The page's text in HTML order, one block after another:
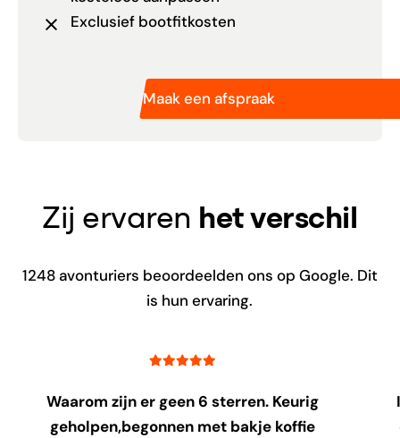
Exclusief bootfitkosten
Maak een afspraak
Zij ervaren het verschil
1248avonturiers beoordeelden ons op Google. Dit
is hun ervaring.
Waarom zijn er geen 6 sterren. Keurig
geholpen,begonnen met bakje koffie